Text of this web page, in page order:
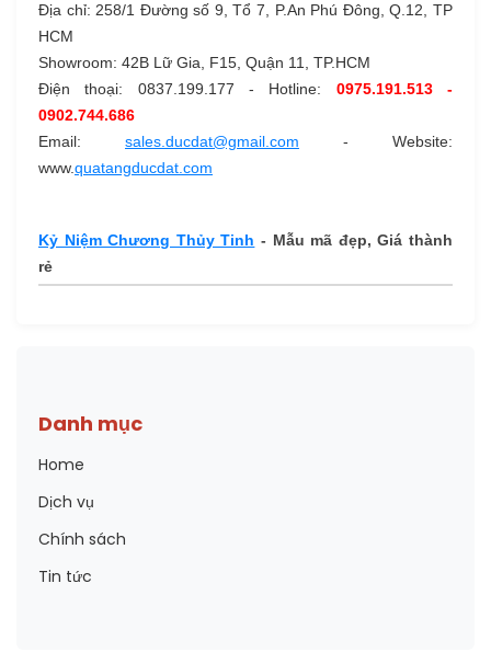
Địa chỉ: 258/1 Đường số 9, Tổ 7, P.An Phú Đông, Q.12, TP
HCM
Showroom: 42B Lữ Gia, F15, Quận 11, TP.HCM
Điện thoại: 0837.199.177 - Hotline: 0975.191.513 -
0902.744.686
Email: sales.ducdat@gmail.com - Website:
www.quatangducdat.com
Kỷ Niệm Chương Thủy Tinh - Mẫu mã đẹp, Giá thành
rẻ
Danh mục
Home
Dịch vụ
Chính sách
Tin tức